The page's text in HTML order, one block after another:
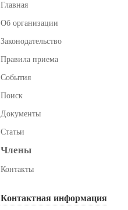
Главная
Об организации
Законодательство
Правила приема
События
Поиск
Документы
Статьи
Члены
Контакты
Контактная информация